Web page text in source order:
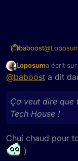
baboost@
@
Ça veut
Tech
Hors-ligne
Loposuma écrit sur
dernière
@baboost a dit
Ça veut dire que
Tech House !
Chui chaud pour
)